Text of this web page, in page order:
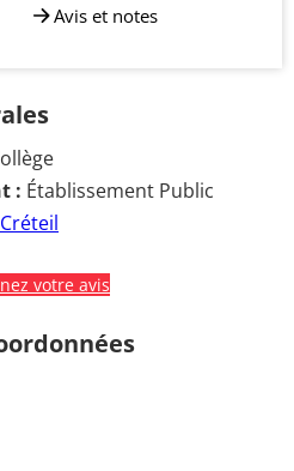
Avis et notes
: Établissement Public
votre avis